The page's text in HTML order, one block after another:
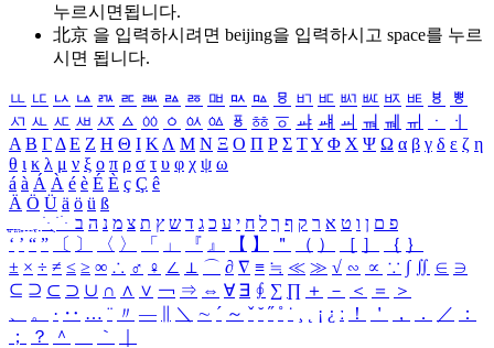
누르시면됩니다.
北京 을 입력하시려면 beijing을 입력하시고 space를 누르
시면 됩니다.
ㅥ ㅦ ㅧ ㅨ ㅩ ㅪ ㅫ ㅬ ㅭ ㅮ ㅯ ㅰ ㅱ ㅲ ㅳ ㅴ ㅵ ㅶ ㅷ ㅸ
ㅹ
ㅺ ㅻ ㅼ ㅽ ㅾ ㅿ ㆀ ㆁ ㆂ ㆃ ㆄ ㆅ ㆆ ㆇ ㆈ ㆉ ㆊ ㆋ ㆌ ㆍ
ㆎ
Α Β ΓΔ Ε Ζ Η Θ Ι ΚΛ Μ Ν Ξ Ο Π Ρ Σ ΤΥ Φ Χ Ψ Ω α β γ δ ε ζ η
θ ι κ λ μ ν ξ ο π ρ σ τ υ φ χ ψ ω
á à Á À é è É È ç Ç ê
Ä Ö Ü ä ö ü ß
ִֶֹ ֻּ ׁׂ פ ם ן ו ט א ר ק ף ך ל ח י ע כ ג ד ש ץ ת צ מ נ ה ב
‘ ’ “ ” 〔 〕 〈 〉 「 」 『 』 【 】 ＂ （ ） ［ ］ ｛ ｝
± × ÷ ≠ ≤ ≥ ∞ ∴ ♂ ♀ ∠ ⊥ ⌒ ∂ ∇ ≡ ≒ ≪ ≫ √ ∽ ∝ ∵ ∫ ∬ ∈ ∋
⊆ ⊇ ⊂ ⊃ ∪ ∩ ∧ ∨ ￢ ⇒ ⇔ ∀ ∃ ∮ ∑ ∏ ＋ － ＜ ＝
＞
、
。 · ‥ … ¨ 〃 ― ＼ ∼ ´ ～ ˇ ˘ ˝ ˚ ˙ ¸ ¡ ¿ ː ！ ＇ ， ． ／
：
；
？ ＾ ｀